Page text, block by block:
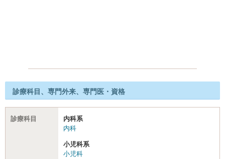
診療科目、専門外来、専門医・資格
診療科目
内科系
内科
小児科系
小児科